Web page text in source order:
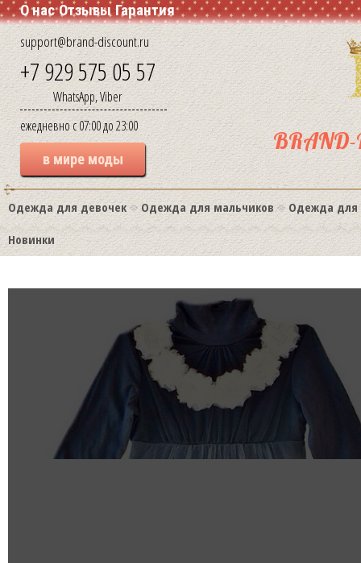
О нас Отзывы Гарантия
support@brand-discount.ru
+7 929 575 05 57
WhatsApp, Viber
ежедневно с 07:00 до 23:00
в мире моды
BRAND-
Одежда для девочек Одежда для мальчиков
Одежда для
Новинки